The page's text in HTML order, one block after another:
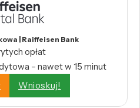
| Raiffeisen Bank
opłat
– nawet w 15 minut
Wnioskuj!